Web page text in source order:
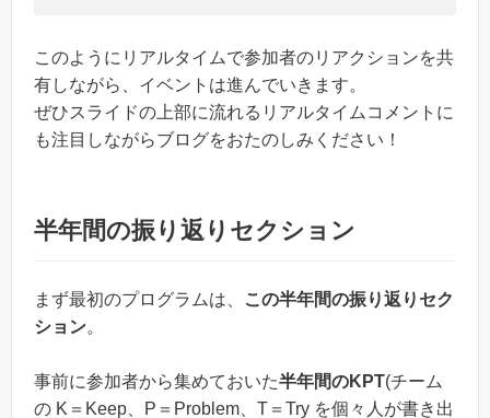
このようにリアルタイムで参加者のリアクションを共
有しながら、イベントは進んでいきます。
ぜひスライドの上部に流れるリアルタイムコメントに
も注目しながらブログをおたのしみください！
半年間の振り返りセクション
まず最初のプログラムは、
この半年間の振り返りセク
ション。
事前に参加者から集めておいた半年間のKPT(チーム
の K＝Keep、P＝Problem、T＝Try を個々人が書き出